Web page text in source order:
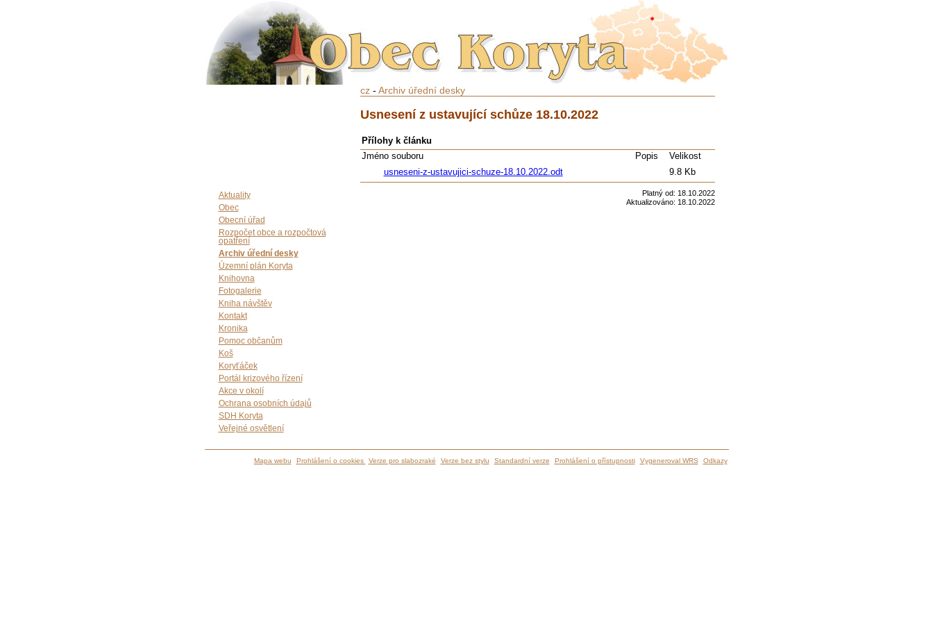
Aktuality
Obec
Obecní úřad
Rozpočet obce a rozpočtová
opatření
Archiv úřední desky
Územní plán Koryta
Knihovna
Fotogalerie
Kniha návštěv
Kontakt
Kronika
Pomoc občanům
Koš
Koryťáček
Portál krizového řízení
Akce v okolí
Ochrana osobních údajů
SDH Koryta
Veřejné osvětlení
cz- Archiv úřední desky
Usnesení z ustavující schůze 18.10.2022
Přílohy k článku
Jméno souboru
Popis
Velikost
usneseni-z-ustavujici-schuze-18.10.2022.odt
9.8 Kb
Platný od: 18.10.2022
Aktualizováno: 18.10.2022
Mapa webu Prohlášení o cookies Verze pro slabozraké Verze bez stylu Standardní verze Prohlášení o přístupnosti Vygeneroval WRS Odkazy